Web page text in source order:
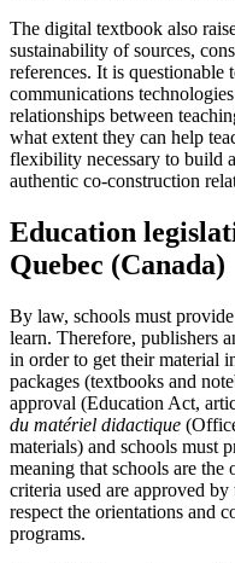
The digital textbook also
sustainability of sources,
references. It is
communications
relationships between
what extent they can help
flexibility necessary to build
authentic co-construction
Education
Quebec (Canada)
By law, schools must
learn. Therefore, publishers
in order to get their material
packages (textbooks and
approval (Education Act,
du matériel didactique
materials) and schools must
meaning that schools are
criteria used are approved
respect the orientations and
programs.